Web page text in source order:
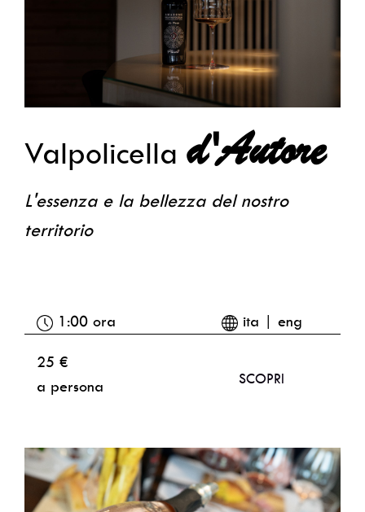
Valpolicella d'Autore
L'essenza e la bellezza del nostro
territorio
1:00 ora ita | eng
25 €
a persona
SCOPRI